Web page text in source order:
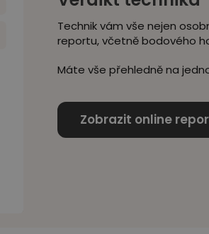
Technik vám vše nejen
reportu, včetně bodového
Máte vše přehledně na
Zobrazit online